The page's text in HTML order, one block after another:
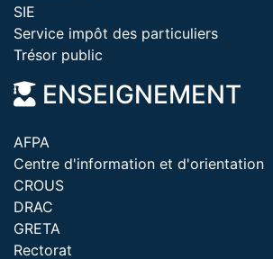
SIE
Service impôt des particuliers
Trésor public
ENSEIGNEMENT
AFPA
Centre d'information et d'orientation
CROUS
DRAC
GRETA
Rectorat